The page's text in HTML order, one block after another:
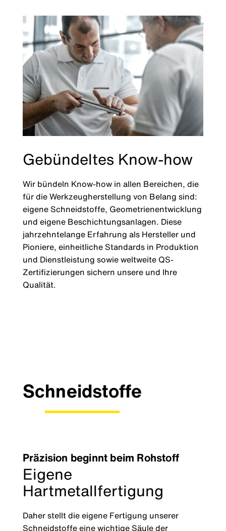
Gebündeltes Know-how
Wir bündeln Know-how in allen Bereichen, die
für die Werkzeugherstellung von Belang sind:
eigene Schneidstoffe, Geometrienentwicklung
und eigene Beschichtungsanlagen. Diese
jahrzehntelange Erfahrung als Hersteller und
Pioniere, einheitliche Standards in Produktion
und Dienstleistung sowie weltweite QS-
Zertifizierungen sichern unsere und Ihre
Qualität.
Schneidstoffe
Präzision beginnt beim Rohstoff
Eigene
Hartmetallfertigung
Daher stellt die eigene Fertigung unserer
Schneidstoffe eine wichtige Säule der